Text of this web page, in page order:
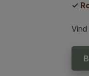
✓
Vind